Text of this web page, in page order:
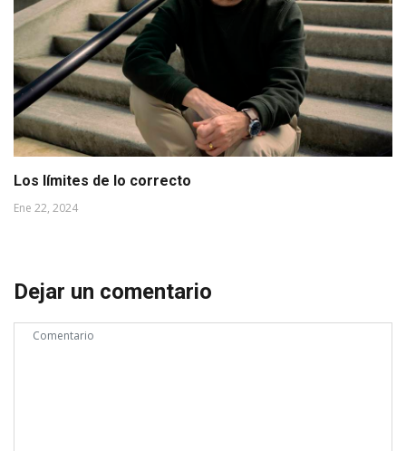
Los límites de lo correcto
Ene 22, 2024
Dejar un comentario